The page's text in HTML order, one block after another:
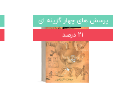
پرسش های چهار گزینه ای
۲۱ درصد